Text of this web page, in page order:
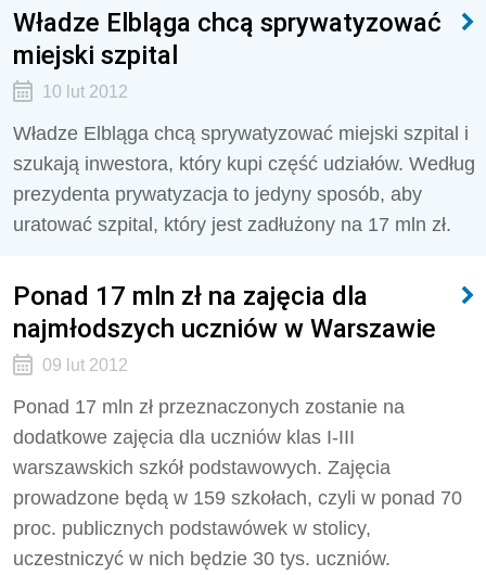
Władze Elbląga chcą sprywatyzować
miejski szpital
10 lut 2012
Władze Elbląga chcą sprywatyzować miejski szpital i
szukają inwestora, który kupi część udziałów. Według
prezydenta prywatyzacja to jedyny sposób, aby
uratować szpital, który jest zadłużony na 17 mln zł.
Ponad 17 mln zł na zajęcia dla
najmłodszych uczniów w Warszawie
09 lut 2012
Ponad 17 mln zł przeznaczonych zostanie na
dodatkowe zajęcia dla uczniów klas I-III
warszawskich szkół podstawowych. Zajęcia
prowadzone będą w 159 szkołach, czyli w ponad 70
proc. publicznych podstawówek w stolicy,
uczestniczyć w nich będzie 30 tys. uczniów.